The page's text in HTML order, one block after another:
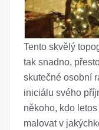
Tento skvělý
tak snadno,
skutečné osobní
iniciálu svého
někoho, kdo
malovat v